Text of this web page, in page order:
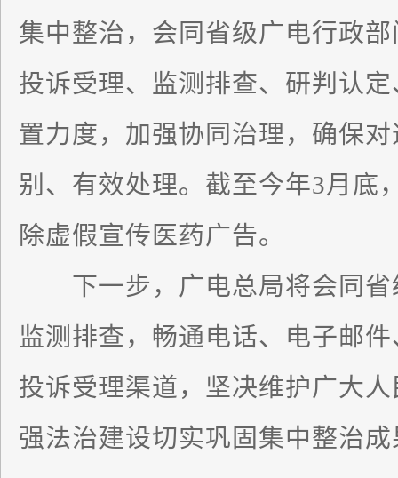
集中整治，会同省级广电行政
投诉受理、监测排查、研判认
置力度，加强协同治理，确保
别、有效处理。截至今年3月底
除虚假宣传医药广告。
下一步，广电总局将会同省
监测排查，畅通电话、电子邮
投诉受理渠道，坚决维护广大
强法治建设切实巩固集中整治